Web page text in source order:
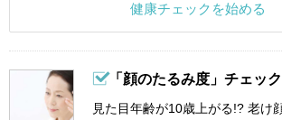
健康チェックを始める
「顔のたるみ度」チェック
見た目年齢が10歳上がる!? 老け